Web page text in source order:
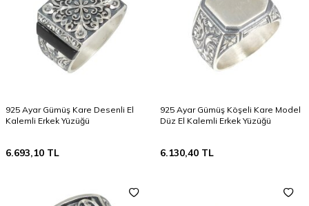
925 Ayar Gümüş Kare Desenli El
Kalemli Erkek Yüzüğü
6.693,10 TL
925 Ayar Gümüş Köşeli Kare Model
Düz El Kalemli Erkek Yüzüğü
6.130,40 TL